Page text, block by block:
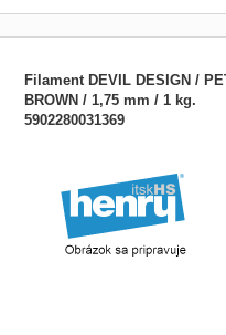
Filament DEVIL DESIGN /
BROWN / 1,75 mm / 1 kg.
5902280031369